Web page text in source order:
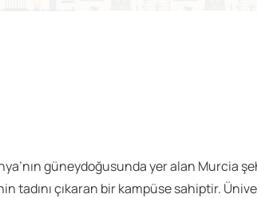
güneydoğusunda yer alan Murcia
tadını çıkaran bir kampüse sahiptir.